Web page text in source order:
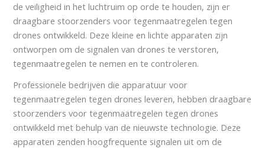
de veiligheid in het luchtruim op orde te houden, zijn er
draagbare stoorzenders voor tegenmaatregelen tegen
drones ontwikkeld. Deze kleine en lichte apparaten zijn
ontworpen om de signalen van drones te verstoren,
tegenmaatregelen te nemen en te controleren.
Professionele bedrijven die apparatuur voor
tegenmaatregelen tegen drones leveren, hebben draagbare
stoorzenders voor tegenmaatregelen tegen drones
ontwikkeld met behulp van de nieuwste technologie. Deze
apparaten zenden hoogfrequente signalen uit om de